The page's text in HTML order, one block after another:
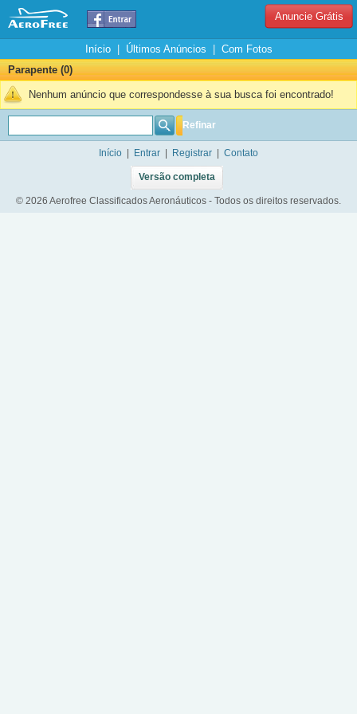
Anuncie Grátis
Início| Últimos Anúncios
Com Fotos
Parapente (0)
Nenhum anúncio que correspondesse à sua busca foi encontrado!
Refinar
Início Entrar Registrar Contato
Versão completa
© 2026 Aerofree Classificados Aeronáuticos - Todos os direitos reservados.